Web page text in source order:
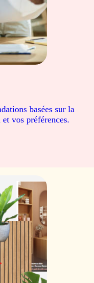
basées sur la
vos préférences.